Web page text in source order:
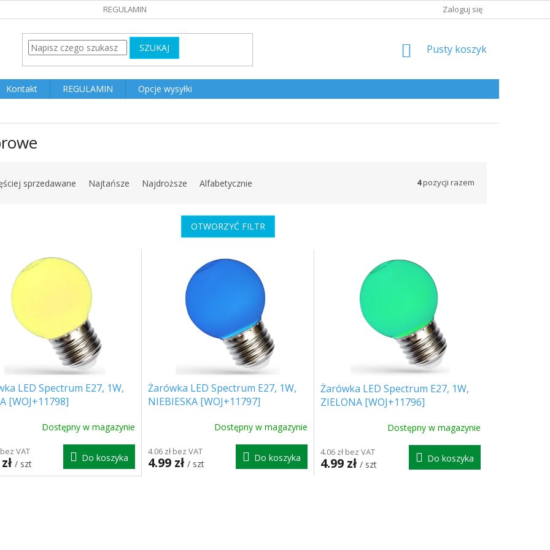
REGULAMIN Zaloguj się
SZUKAJ KOSZYK
Pusty koszyk
Kontakt REGULAMIN
Opcje wysyłki
sprzedawane Najtańsze Najdroższe Alfabetycznie 4pozycji razem
OTWORZYĆ FILTR
LED Spectrum E27, 1W,
[WOJ+11798]
Dostępny w magazynie
VAT
/ szt
Do koszyka
Żarówka LED Spectrum E27, 1W,
NIEBIESKA [WOJ+11797]
Dostępny w magazynie
4.06 zł bez VAT
4.99 zł / szt
Do koszyka
Żarówka LED Spectrum E27, 1W,
ZIELONA [WOJ+11796]
Dostępny w magazynie
4.06 zł bez VAT
4.99 zł / szt
Do koszyka